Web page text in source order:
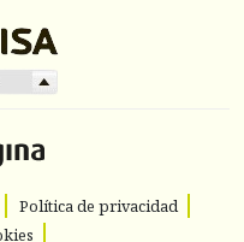
Política de privacidad